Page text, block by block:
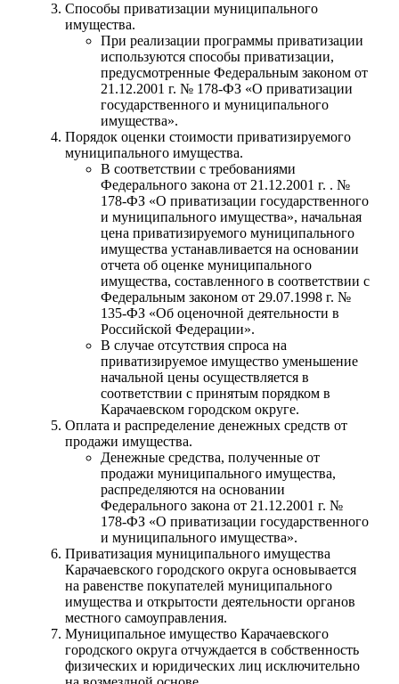
Способы приватизации муниципального
имущества.
При реализации программы приватизации
используются способы приватизации,
предусмотренные Федеральным законом от
21.12.2001 г. № 178-ФЗ «О приватизации
государственного и муниципального
имущества».
Порядок оценки стоимости приватизируемого
муниципального имущества.
В соответствии с требованиями
Федерального закона от 21.12.2001 г. . №
178-ФЗ «О приватизации государственного
и муниципального имущества», начальная
цена приватизируемого муниципального
имущества устанавливается на основании
отчета об оценке муниципального
имущества, составленного в соответствии с
Федеральным законом от 29.07.1998 г. №
135-ФЗ «Об оценочной деятельности в
Российской Федерации».
В случае отсутствия спроса на
приватизируемое имущество уменьшение
начальной цены осуществляется в
соответствии с принятым порядком в
Карачаевском городском округе.
Оплата и распределение денежных средств от
продажи имущества.
Денежные средства, полученные от
продажи муниципального имущества,
распределяются на основании
Федерального закона от 21.12.2001 г. №
178-ФЗ «О приватизации государственного
и муниципального имущества».
Приватизация муниципального имущества
Карачаевского городского округа основывается
на равенстве покупателей муниципального
имущества и открытости деятельности органов
местного самоуправления.
Муниципальное имущество Карачаевского
городского округа отчуждается в собственность
физических и юридических лиц исключительно